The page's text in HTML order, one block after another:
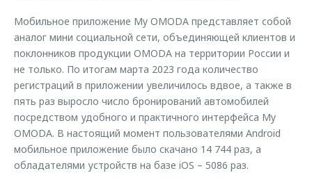
Мобильное приложение My OMODA представляет собой
аналог мини социальной сети, объединяющей клиентов и
поклонников продукции OMODA на территории России и
не только. По итогам марта 2023 года количество
регистраций в приложении увеличилось вдвое, а также в
пять раз выросло число бронирований автомобилей
посредством удобного и практичного интерфейса My
OMODA. В настоящий момент пользователями Android
мобильное приложение было скачано 14 744 раз, а
обладателями устройств на базе iOS – 5086 раз.